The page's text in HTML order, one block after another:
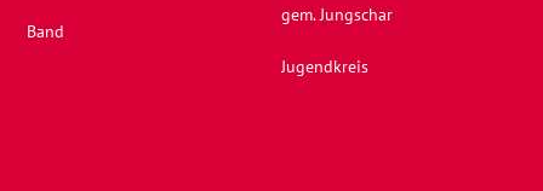
Band
gem. Jungschar
Jugendkreis